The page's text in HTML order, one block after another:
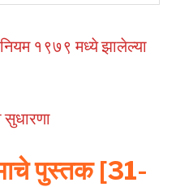
नियम १९७९ मध्ये झालेल्या
सुधारणा
पुस्तक [31-